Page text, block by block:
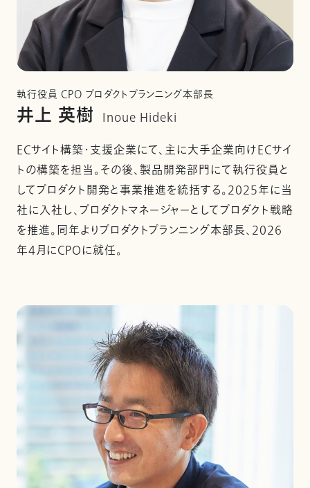
執行役員 CPO プロダクトプランニング本部長
井上 英樹
Inoue Hideki
ECサイト構築・支援企業にて、主に大手企業向けECサイ
トの構築を担当。その後、製品開発部門にて執行役員と
してプロダクト開発と事業推進を統括する。2025年に当
社に入社し、プロダクトマネージャーとしてプロダクト戦略
を推進。同年よりプロダクトプランニング本部長、2026
年4月にCPOに就任。